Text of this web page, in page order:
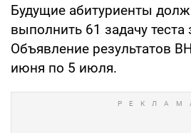
Будущие абитуриенты
выполнить 61 задачу теста
Объявление результатов
июня по 5 июля.